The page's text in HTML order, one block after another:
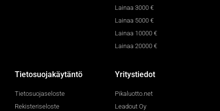
Lainaa 3000 €
Lainaa 5000 €
Lainaa 10000 €
Lainaa 20000 €
Tietosuojakäytäntö
Tietosuojaseloste
Rekisteriseloste
Yritystiedot
Pikaluotto.net
Leadout Oy